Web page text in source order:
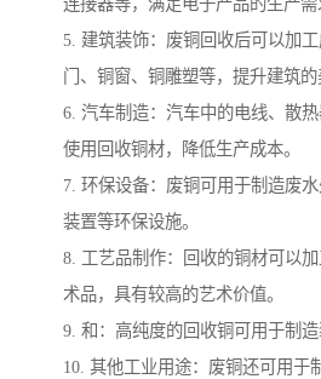
连接器等，满足电子产品的生产需
5. 建筑装饰：废铜回收后可以加
门、铜窗、铜雕塑等，提升建筑的
6. 汽车制造：汽车中的电线、散
使用回收铜材，降低生产成本。
7. 环保设备：废铜可用于制造废
装置等环保设施。
8. 工艺品制作：回收的铜材可以
术品，具有较高的艺术价值。
9. 和：高纯度的回收铜可用于制造
10. 其他工业用途：废铜还可用于